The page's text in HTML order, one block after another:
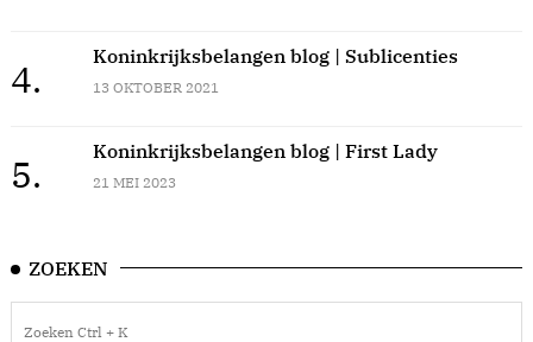
4.
Koninkrijksbelangen blog | Sublicenties
13 OKTOBER 2021
5.
Koninkrijksbelangen blog | First Lady
21 MEI 2023
ZOEKEN